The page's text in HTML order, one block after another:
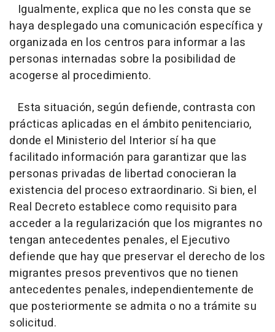
Igualmente, explica que no les consta que se
haya desplegado una comunicación específica y
organizada en los centros para informar a las
personas internadas sobre la posibilidad de
acogerse al procedimiento.
Esta situación, según defiende, contrasta con
prácticas aplicadas en el ámbito penitenciario,
donde el Ministerio del Interior sí ha que
facilitado información para garantizar que las
personas privadas de libertad conocieran la
existencia del proceso extraordinario. Si bien, el
Real Decreto establece como requisito para
acceder a la regularización que los migrantes no
tengan antecedentes penales, el Ejecutivo
defiende que hay que preservar el derecho de los
migrantes presos preventivos que no tienen
antecedentes penales, independientemente de
que posteriormente se admita o no a trámite su
solicitud.